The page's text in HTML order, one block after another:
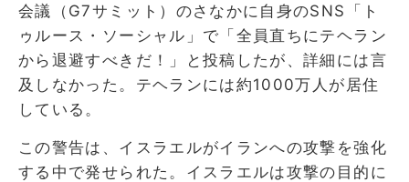
会議（G7サミット）のさなかに自身のSNS「ト
ゥルース・ソーシャル」で「全員直ちにテヘラン
から退避すべきだ！」と投稿したが、詳細には言
及しなかった。テヘランには約1000万人が居住
している。
この警告は、イスラエルがイランへの攻撃を強化
する中で発せられた。イスラエルは攻撃の目的に